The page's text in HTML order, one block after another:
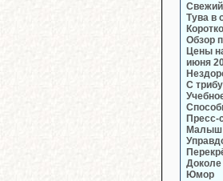
Свежий
Тува в
Коротко
Обзор
Цены
июня
С
Пресс-
Малыш
Доколе
Юмор